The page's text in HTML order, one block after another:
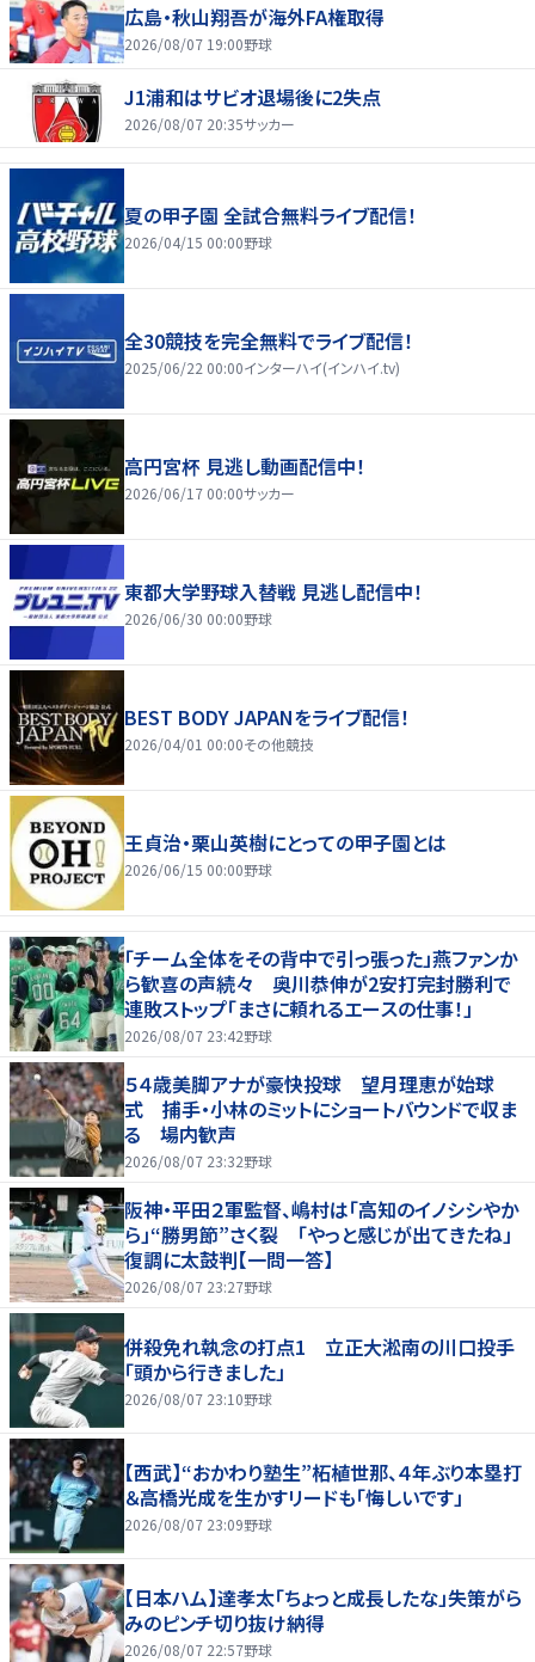
広島・秋山翔吾が海外FA権取得
2026/08/07 19:00野球
J1浦和はサビオ退場後に2失点
2026/08/07 20:35サッカー
夏の甲子園 全試合無料ライブ配信！
2026/04/15 00:00野球
全30競技を完全無料でライブ配信！
2025/06/22 00:00インターハイ(インハイ.tv)
高円宮杯 見逃し動画配信中！
2026/06/17 00:00サッカー
東都大学野球入替戦 見逃し配信中！
2026/06/30 00:00野球
BEST BODY JAPANをライブ配信！
2026/04/01 00:00その他競技
王貞治・栗山英樹にとっての甲子園とは
2026/06/15 00:00野球
「チーム全体をその背中で引っ張った」燕ファンか
ら歓喜の声続々 奥川恭伸が2安打完封勝利で
連敗ストップ「まさに頼れるエースの仕事！」
2026/08/07 23:42野球
５４歳美脚アナが豪快投球 望月理恵が始球
式 捕手・小林のミットにショートバウンドで収ま
る 場内歓声
2026/08/07 23:32野球
阪神・平田２軍監督、嶋村は「高知のイノシシやか
ら」“勝男節”さく裂 「やっと感じが出てきたね」
復調に太鼓判【一問一答】
2026/08/07 23:27野球
併殺免れ執念の打点1 立正大淞南の川口投手
「頭から行きました」
2026/08/07 23:10野球
【西武】“おかわり塾生”柘植世那、４年ぶり本塁打
＆高橋光成を生かすリードも「悔しいです」
2026/08/07 23:09野球
【日本ハム】達孝太「ちょっと成長したな」失策がら
みのピンチ切り抜け納得
2026/08/07 22:57野球